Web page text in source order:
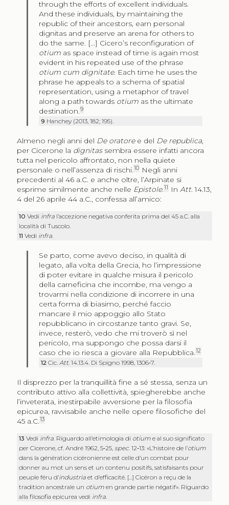
through the efforts of excellent individuals.
And these individuals, by maintaining the
republic of their ancestors, earn personal
dignitas and preserve an arena for others to
do the same. […] Cicero’s reconfiguration of
otium as space instead of time is again most
evident in his repeated use of the phrase
otium cum dignitate. Each time he uses the
phrase he appeals to a schema of spatial
representation, using a metaphor of travel
along a path towards otium as the ultimate
destination.9
9 Hanchey (2013, 182; 195).
Almeno negli anni del De oratoree del De republica,
per Cicerone la dignitassembra essere infatti ancora
tutta nel pericolo affrontato, non nella quiete
personale o nell’assenza di rischi.10 Negli anni
precedenti al 46 a.C. e anche oltre, l’Arpinate si
esprime similmente anche nelle Epistole.11 In Att. 14.13,
4 del 26 aprile 44 a.C., confessa all’amico:
10Vedi infra l’accezione negativa conferita prima del 45 a.C. alla
località di Tuscolo.
11Vedi infra.
Se parto, come avevo deciso, in qualità di
legato, alla volta della Grecia, ho l’impressione
di poter evitare in qualche misura il pericolo
della carneficina che incombe, ma vengo a
trovarmi nella condizione di incorrere in una
certa forma di biasimo, perché faccio
mancare il mio appoggio allo Stato
repubblicano in circostanze tanto gravi. Se,
invece, resterò, vedo che mi troverò sì nel
pericolo, ma suppongo che possa darsi il
caso che io riesca a giovare alla Repubblica.12
12Cic.Att. 14.13.4. Di Spigno 1998, 1306‑7.
Il disprezzo per la tranquillità fine a sé stessa, senza un
contributo attivo alla collettività, spiegherebbe anche
l’inveterata, inestirpabile avversione per la filosofia
epicurea, ravvisabile anche nelle opere filosofiche del
45 a.C.13
13Vedi infra. Riguardo all’etimologia di otium e al suo significato
per Cicerone, cf. André 1962, 5‑25,spec. 12‑13: «L’histoire de l’otium
dans la génération cicéronienne est celle d’un combat pour
donner au mot un sens et un contenu positifs, satisfaisants pour
peuple féru d’industria et d’efficacité. […] Cicéron a reçu de la
tradition ancestrale un otiumen grande partie négatif». Riguardo
alla filosofia epicurea vedi infra.